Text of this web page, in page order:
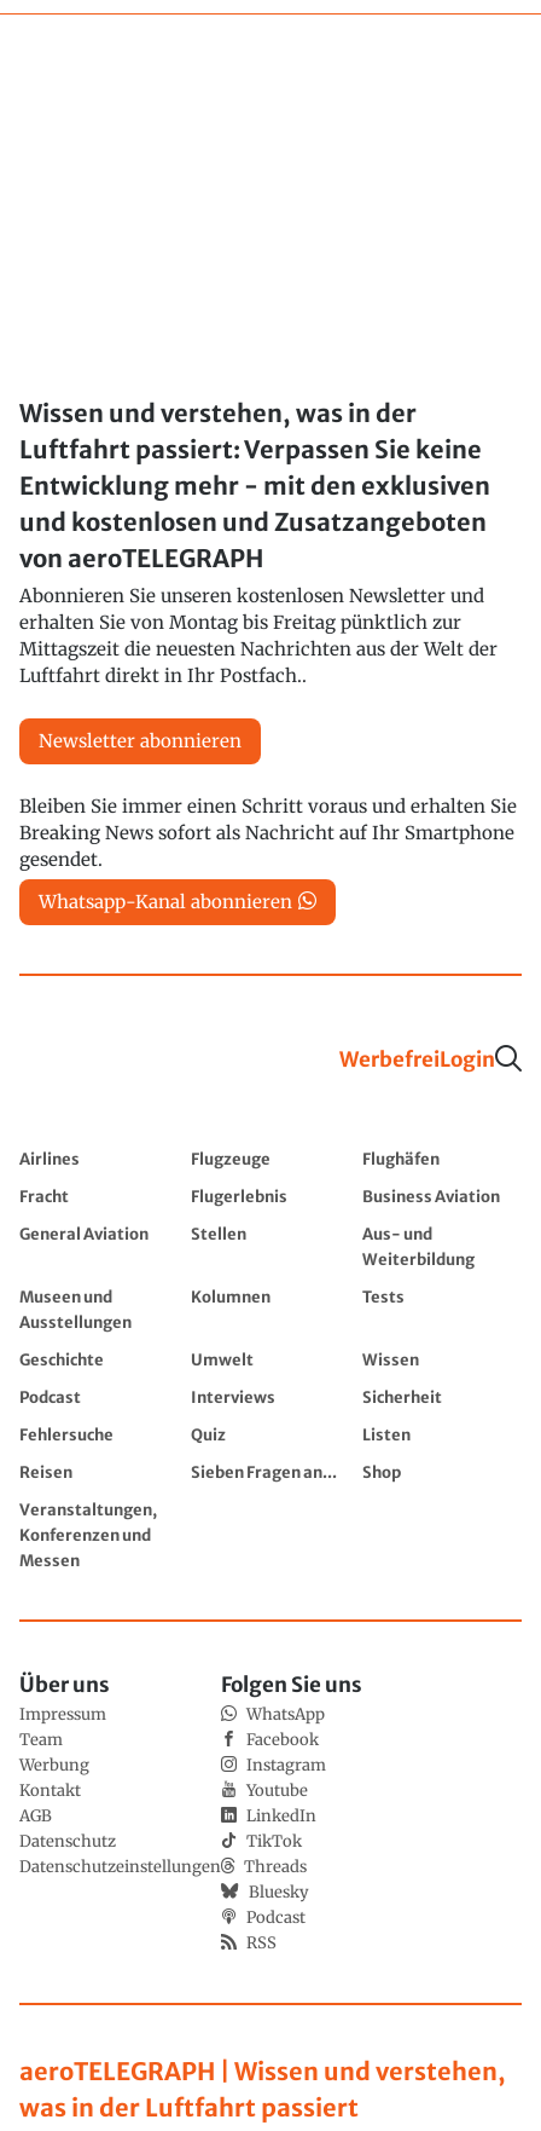
Wissen und verstehen, was in der
Luftfahrt passiert: Verpassen Sie keine
Entwicklung mehr - mit den exklusiven
und kostenlosen und Zusatzangeboten
von aeroTELEGRAPH
Abonnieren Sie unseren kostenlosen Newsletter und
erhalten Sie von Montag bis Freitag pünktlich zur
Mittagszeit die neuesten Nachrichten aus der Welt der
Luftfahrt direkt in Ihr Postfach..
Newsletter abonnieren
Bleiben Sie immer einen Schritt voraus und erhalten Sie
Breaking News sofort als Nachricht auf Ihr Smartphone
gesendet.
Whatsapp-Kanal abonnieren
WerbefreiLogin
Airlines Flugzeuge
Flughäfen
Fracht
Flugerlebnis
Business Aviation
General Aviation
Stellen
Aus- und
Weiterbildung
Museen und
Ausstellungen
Kolumnen Tests
Geschichte Umwelt
Wissen
Podcast
Interviews
Sicherheit
Fehlersuche
Quiz
Listen
Reisen
Sieben Fragen an...
Shop
Veranstaltungen,
Konferenzen und
Messen
aeroTELEGRAPH | Wissen und verstehen,
was in der Luftfahrt passiert
Über uns
Impressum
Team
Werbung
Kontakt
AGB
Datenschutz
Datenschutzeinstellungen
Folgen Sie uns
WhatsApp
Facebook
Instagram
Youtube
LinkedIn
TikTok
Threads
Bluesky
Podcast
RSS